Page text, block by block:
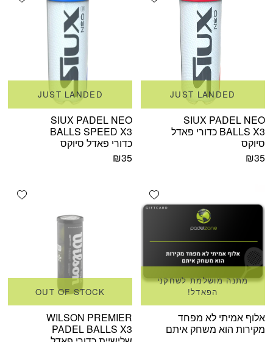
JUST LANDED
SIUX PADEL NEO
BALLS X3 כדורי פאדל
סיוקס
₪35
JUST LANDED
SIUX PADEL NEO
BALLS SPEED X3
כדורי פאדל סיוקס
₪35
Add wishlist
מתנה מושלמת לשחקני
הפאדל!
אלוף אמיתי לא מפחד
מקירות הוא משחק איתם
OUT OF STOCK
WILSON PREMIER
PADEL BALLS X3